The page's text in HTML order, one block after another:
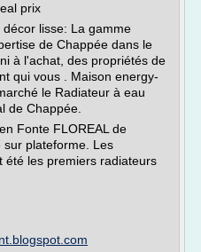
prix
lisse: La gamme
de Chappée dans le
à l'achat, des propriétés de
qui vous . Maison energy-
le Radiateur à eau
de Chappée.
Fonte FLOREAL de
sur plateforme. Les
été les premiers radiateurs